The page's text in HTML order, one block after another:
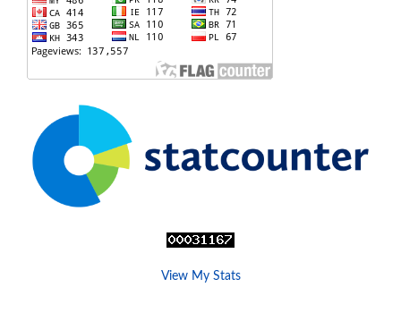
View My Stats